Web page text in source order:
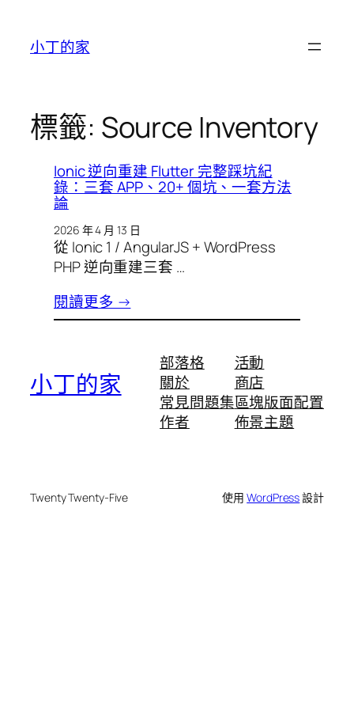
小丁的家
標籤: Source Inventory
Ionic 逆向重建 Flutter 完整踩坑紀
錄：三套 APP、20+ 個坑、一套方法
論
2026 年 4 月 13 日
從 Ionic 1 / AngularJS + WordPress
PHP 逆向重建三套 …
閱讀更多 →
小丁的家
部落格
關於
常見問題集
作者
活動
商店
區塊版面配置
佈景主題
Twenty Twenty-Five 使用WordPress設計